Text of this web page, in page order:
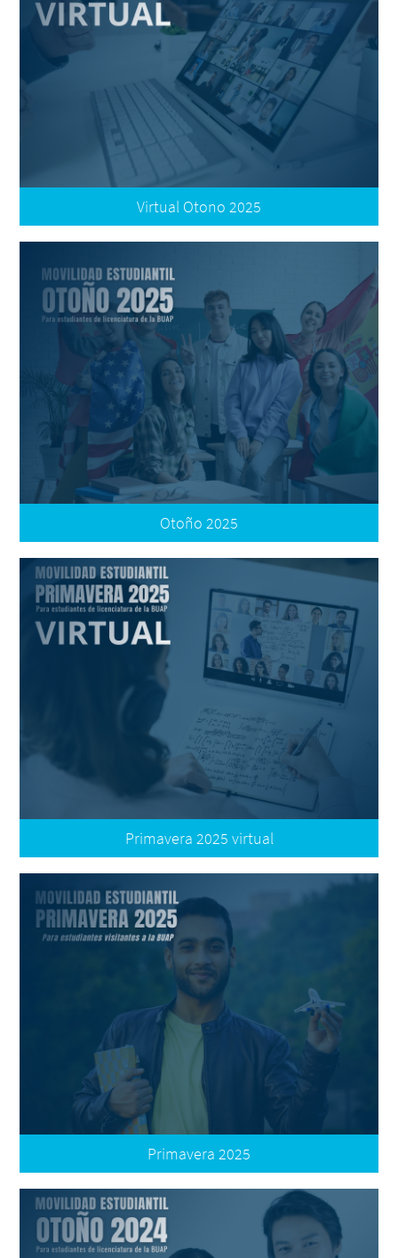
Plataforma de Movilidad | Registro de Postulación
Tutorial: Documentación
Tutorial: Registro
Resultados: Aceptados
Convocatoria
Registro de Postulación
Oferta
Virtual Otono 2025
Convocatoria Internacional
Convocatoria Nacional
Resultados: Aceptados
Resultados: Reubicados
Términos de Participación
Oferta Nacional e Internacional
Plataforma de Movilidad | Registro de Postulación
Preguntas Frecuentes
Otoño 2025
Convocatoria
Términos de Participación
Registro de Postulación
Oferta - Universidad de La Costa - Colombia
Oferta - Universidad de Investigación y Desarrollo -
Oferta - UAEM - México
Oferta - UNACH - México
Primavera 2025 virtual
Convocatoria Internacional
Oferta Internacional
Convocatoria Nacional
Primavera 2025